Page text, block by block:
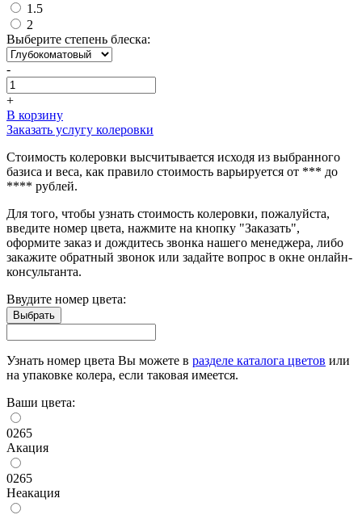
1.5
2
Выберите степень блеска:
-
+
В корзину
Заказать услугу колеровки
Стоимость колеровки высчитывается исходя из выбранного
базиса и веса, как правило стоимость варьируется от *** до
**** рублей.
Для того, чтобы узнать стоимость колеровки, пожалуйста,
введите номер цвета, нажмите на кнопку "Заказать",
оформите заказ и дождитесь звонка нашего менеджера, либо
закажите обратный звонок или задайте вопрос в окне онлайн-
консультанта.
Ввудите номер цвета:
Узнать номер цвета Вы можете в разделе каталога цветов или
на упаковке колера, если таковая имеется.
Ваши цвета:
0265
Акация
0265
Неакация